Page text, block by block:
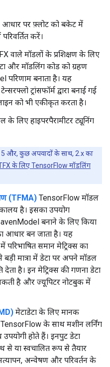
पर फ़्लोट को बकेट में
करें।
वाले मॉडलों के प्रशिक्षण के लिए
और मॉडलिंग कोड को ग्रहण
बनाता है। यह
ट्रांसफॉर्म द्वारा बनाई गई
को भी एकीकृत करता है।
के लिए हाइपरपैरामीटर ट्यूनिंग
और, कुछ अपवादों के साथ, 2.x का
के लिए TensorFlow मॉडलिंग
(TFMA) TensorFlow मॉडल
है। इसका उपयोग
बनाने के लिए किया
आधार बन जाता है। यह
समान मेट्रिक्स का
मात्रा में डेटा पर अपने मॉडल
है। इन मेट्रिक्स की गणना डेटा
है और ज्यूपिटर नोटबुक में
मेटाडेटा के लिए मानक
TensorFlow के साथ मशीन लर्निंग
होते हैं। इनपुट डेटा
से या स्वचालित रूप से तैयार
अन्वेषण और परिवर्तन के